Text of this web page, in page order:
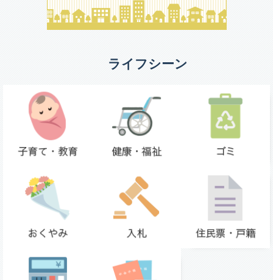
ライフシーン